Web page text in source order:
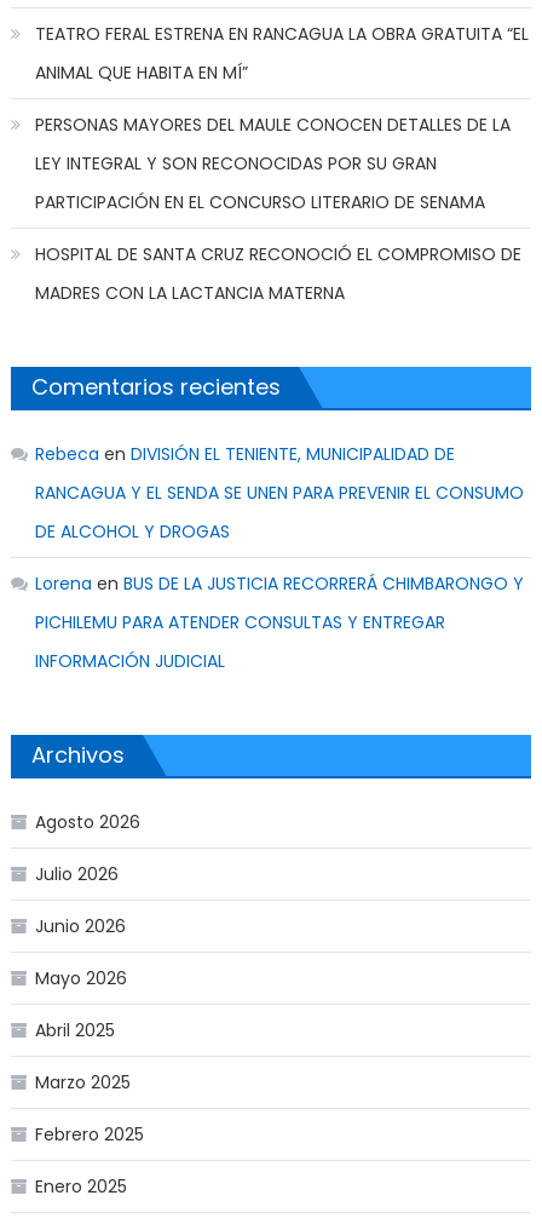
TEATRO FERAL ESTRENA EN RANCAGUA LA OBRA GRATUITA “EL
ANIMAL QUE HABITA EN MÍ”
PERSONAS MAYORES DEL MAULE CONOCEN DETALLES DE LA
LEY INTEGRAL Y SON RECONOCIDAS POR SU GRAN
PARTICIPACIÓN EN EL CONCURSO LITERARIO DE SENAMA
HOSPITAL DE SANTA CRUZ RECONOCIÓ EL COMPROMISO DE
MADRES CON LA LACTANCIA MATERNA
Comentarios recientes
Rebeca en DIVISIÓN EL TENIENTE, MUNICIPALIDAD DE
RANCAGUA Y EL SENDA SE UNEN PARA PREVENIR EL CONSUMO
DE ALCOHOL Y DROGAS
Lorena en BUS DE LA JUSTICIA RECORRERÁ CHIMBARONGO Y
PICHILEMU PARA ATENDER CONSULTAS Y ENTREGAR
INFORMACIÓN JUDICIAL
Archivos
Agosto 2026
Julio 2026
Junio 2026
Mayo 2026
Abril 2025
Marzo 2025
Febrero 2025
Enero 2025